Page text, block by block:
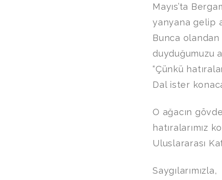
Mayıs’ta
yanyana gelip
Bunca
duyduğumuzu
“Çünkü
Dal ister
O ağacın
hatıralarımız
Uluslararası
Saygılarımızla,